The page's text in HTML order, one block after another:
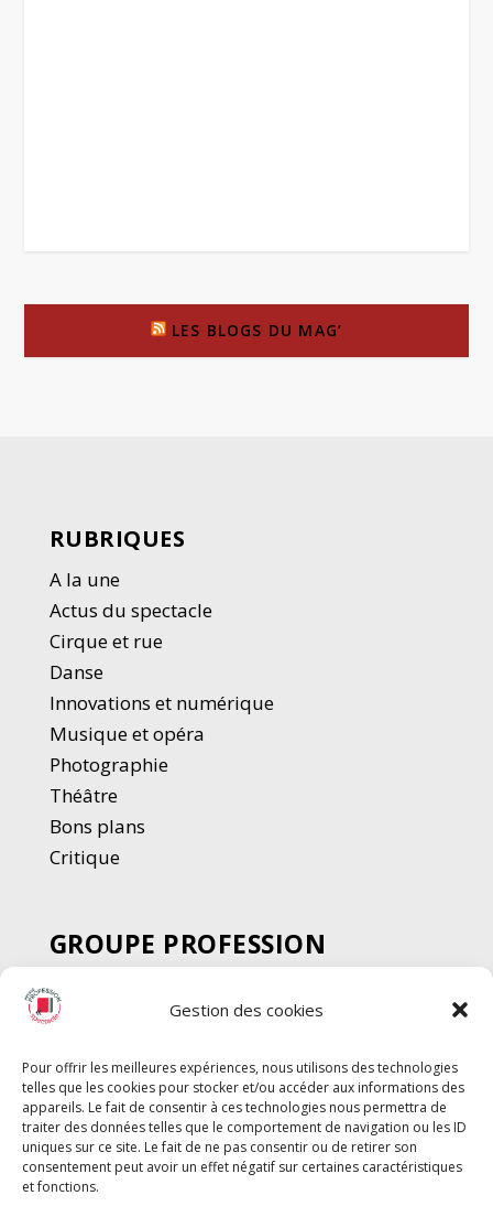
Gestion des cookies
Pour offrir les meilleures expériences, nous utilisons des technologies
telles que les cookies pour stocker et/ou accéder aux informations des
appareils. Le fait de consentir à ces technologies nous permettra de
traiter des données telles que le comportement de navigation ou les ID
uniques sur ce site. Le fait de ne pas consentir ou de retirer son
consentement peut avoir un effet négatif sur certaines caractéristiques
et fonctions.
LES BLOGS DU MAG’
RUBRIQUES
A la une
Actus du spectacle
Cirque et rue
Danse
Innovations et numérique
Musique et opéra
Photographie
Théâtre
Bons plans
Critique
GROUPE PROFESSION
SPECTACLE
Chèque Intermittents
Chèque Compta
Chèque Emploi Spectacle
G-Pods
Profession Audio-visuel